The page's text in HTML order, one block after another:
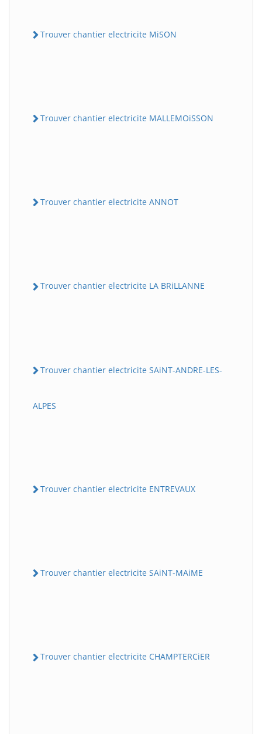
Trouver chantier electricite MiSON
Trouver chantier electricite MALLEMOiSSON
Trouver chantier electricite ANNOT
Trouver chantier electricite LA BRiLLANNE
Trouver chantier electricite SAiNT-ANDRE-LES-
ALPES
Trouver chantier electricite ENTREVAUX
Trouver chantier electricite SAiNT-MAiME
Trouver chantier electricite CHAMPTERCiER